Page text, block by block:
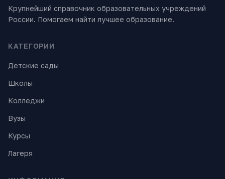
Крупнейший справочник образовательных учреждений
России. Помогаем найти лучшее образование.
КАТЕГОРИИ
Детские сады
Школы
Колледжи
Вузы
Курсы
Лагеря